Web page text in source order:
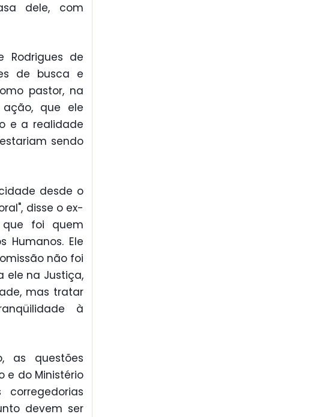
dele, com
Rodrigues de
de busca e
pastor, na
que ele
e a realidade
sendo
desde o
disse o ex-
que foi quem
Humanos. Ele
não foi
ele na Justiça,
mas tratar
à
as questões
e do Ministério
devem ser